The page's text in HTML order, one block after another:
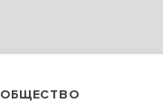
ОБЩЕСТВО